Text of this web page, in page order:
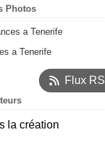
Photos
a Tenerife
Flux
la création